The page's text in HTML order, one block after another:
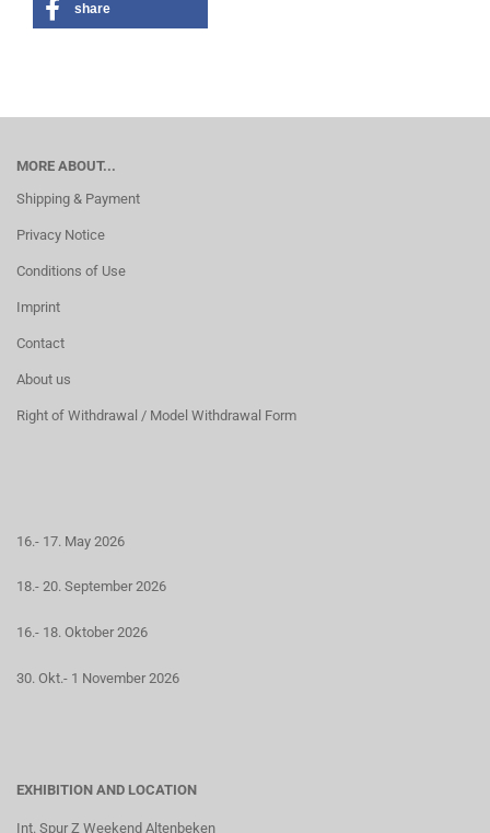
share
MORE ABOUT...
Shipping & Payment
Privacy Notice
Conditions of Use
Imprint
Contact
About us
Right of Withdrawal / Model Withdrawal Form
16.- 17. May 2026
18.- 20. September 2026
16.- 18. Oktober 2026
30. Okt.- 1 November 2026
EXHIBITION AND LOCATION
Int. Spur Z Weekend Altenbeken